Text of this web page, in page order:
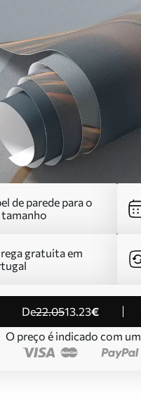
de parede para o
tamanho
gratuita em
de22.0513.23€
O preço é indicado com um